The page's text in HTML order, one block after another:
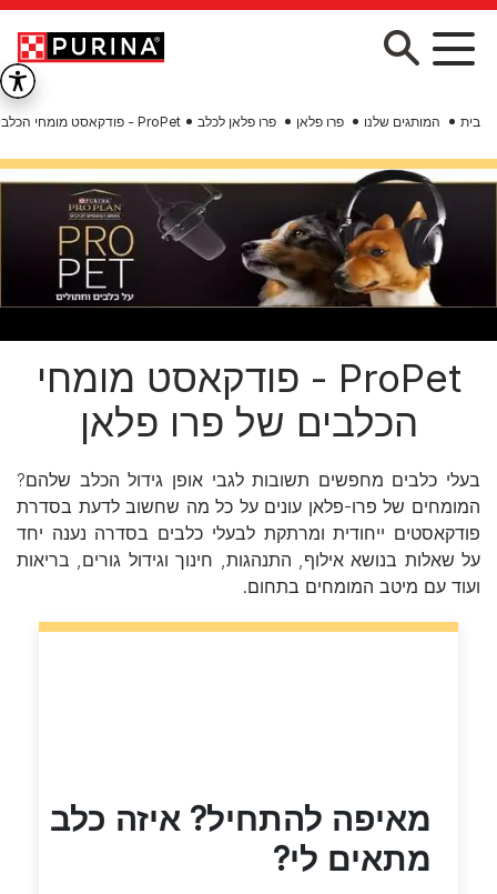
Skip to main content
בית המותגים שלנו פרו פלאן פרו פלאן לכלב ProPet - פודקאסט מומחי הכלבים של פרו פלאן
ProPet - פודקאסט מומחי
הכלבים של פרו פלאן
בעלי כלבים מחפשים תשובות לגבי אופן גידול הכלב שלהם?
המומחים של פרו-פלאן עונים על כל מה שחשוב לדעת בסדרת
פודקאסטים ייחודית ומרתקת לבעלי כלבים בסדרה נענה יחד
על שאלות בנושא אילוף, התנהגות, חינוך וגידול גורים, בריאות
ועוד עם מיטב המומחים בתחום.
מאיפה להתחיל? איזה כלב
מתאים לי?